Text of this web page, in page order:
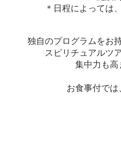
＊日程によっては
独自のプログラムをお
スピリチュアルツ
集中力も高
お食事付で